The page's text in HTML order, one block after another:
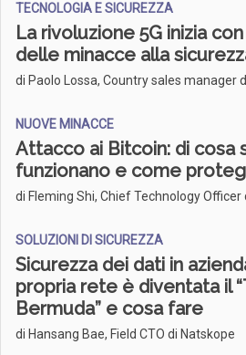
TECNOLOGIA E SICUREZZA
La rivoluzione 5G inizia
delle minacce alla
di Paolo Lossa, Country sales manager
NUOVE MINACCE
Attacco ai Bitcoin: di cosa
funzionano e come
di Fleming Shi, Chief Technology
SOLUZIONI DI SICUREZZA
Sicurezza dei dati in
propria rete è diventata il
Bermuda” e cosa fare
di Hansang Bae, Field CTO di Natskope